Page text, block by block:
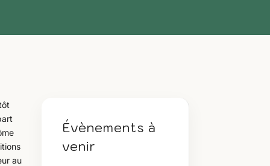
au
Évènements à
venir